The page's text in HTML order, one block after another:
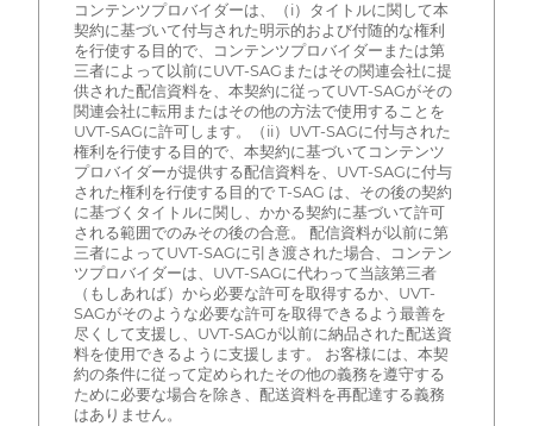
コンテンツプロバイダーは、（i）タイトルに関して本
契約に基づいて付与された明示的および付随的な権利
を行使する目的で、コンテンツプロバイダーまたは第
三者によって以前にUVT-SAGまたはその関連会社に提
供された配信資料を、本契約に従ってUVT-SAGがその
関連会社に転用またはその他の方法で使用することを
UVT-SAGに許可します。（ii）UVT-SAGに付与された
権利を行使する目的で、本契約に基づいてコンテンツ
プロバイダーが提供する配信資料を、UVT-SAGに付与
された権利を行使する目的で T-SAG は、その後の契約
に基づくタイトルに関し、かかる契約に基づいて許可
される範囲でのみその後の合意。 配信資料が以前に第
三者によってUVT-SAGに引き渡された場合、コンテン
ツプロバイダーは、UVT-SAGに代わって当該第三者
（もしあれば）から必要な許可を取得するか、UVT-
SAGがそのような必要な許可を取得できるよう最善を
尽くして支援し、UVT-SAGが以前に納品された配送資
料を使用できるように支援します。 お客様には、本契
約の条件に従って定められたその他の義務を遵守する
ために必要な場合を除き、配送資料を再配達する義務
はありません。